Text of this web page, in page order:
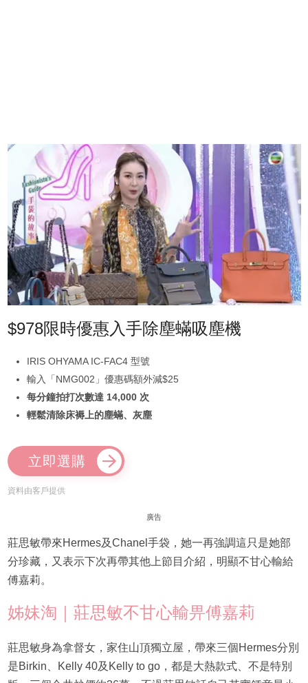
$978限時優惠入手除塵蟎吸塵機
IRIS OHYAMA IC-FAC4 型號
輸入「NMG002」優惠碼額外減$25
每分鐘拍打次數達 14,000 次
輕鬆清除床褥上的塵蟎、灰塵
立即選購
資料由客戶提供
廣告
莊思敏帶來Hermes及Chanel手袋，她一再強調這只是她部
分珍藏，又表示下次再帶其他上節目介紹，明顯不甘心輸給
傅嘉莉。
姊妹淘｜莊思敏不甘心輸畀傅嘉莉
莊思敏身為拿督女，家住山頂獨立屋，帶來三個Hermes分別
是Birkin、Kelly 40及Kelly to go，都是大熱款式、不是特別